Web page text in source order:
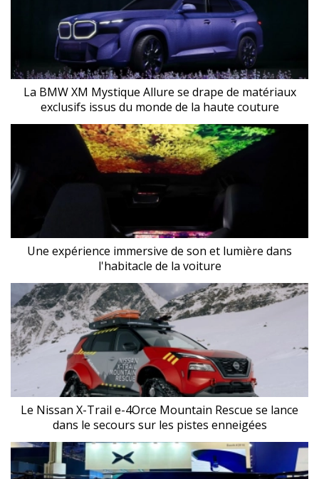
La BMW XM Mystique Allure se drape de matériaux
exclusifs issus du monde de la haute couture
Une expérience immersive de son et lumière dans
l'habitacle de la voiture
Le Nissan X-Trail e-4Orce Mountain Rescue se lance
dans le secours sur les pistes enneigées